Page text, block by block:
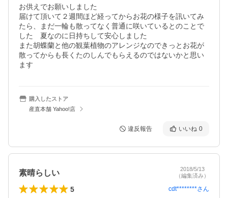
お供えでお願いしました
届けて頂いて２週間ほど経ってからお花の様子を訊いてみ
たら、まだ一輪も散ってなく普通に咲いているとのことで
した　夏なのに日持ちして安心しました
また胡蝶蘭と他の観葉植物のアレンジなのできっとお花が
散ってからも長くたのしんでもらえるのではないかと思い
ます
購入したストア
産直本舗 Yahoo!店
違反報告 いいね 0
素晴らしい
2018/5/13
（編集済み）
5 cdt********さん